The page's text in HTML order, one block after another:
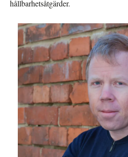
hållbarhetsåtgärder.